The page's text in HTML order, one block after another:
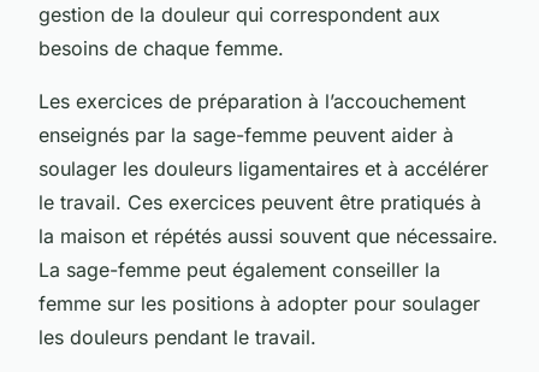
gestion de la douleur qui correspondent aux
besoins de chaque femme.
Les exercices de préparation à l’accouchement
enseignés par la sage-femme peuvent aider à
soulager les douleurs ligamentaires et à accélérer
le travail. Ces exercices peuvent être pratiqués à
la maison et répétés aussi souvent que nécessaire.
La sage-femme peut également conseiller la
femme sur les positions à adopter pour soulager
les douleurs pendant le travail.